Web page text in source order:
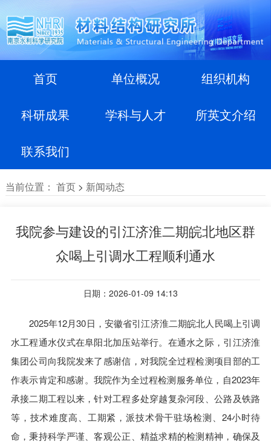
首页 单位概况 组织机构
科研成果 学科与人才 所英文介绍
联系我们
当前位置： 首页> 新闻动态
我院参与建设的引江济淮二期皖北地区群
众喝上引调水工程顺利通水
日期：2026-01-09 14:13
2025年12月30日，安徽省引江济淮二期皖北人民喝上引调
水工程通水仪式在阜阳北加压站举行。在通水之际，引江济淮
集团公司向我院发来了感谢信，对我院全过程检测项目部的工
作表示肯定和感谢。我院作为全过程检测服务单位，自2023年
承接二期工程以来，针对工程多处穿越复杂河段、公路及铁路
等，技术难度高、工期紧，派技术骨干驻场检测、24小时待
命，秉持科学严谨、客观公正、精益求精的检测精神，确保及